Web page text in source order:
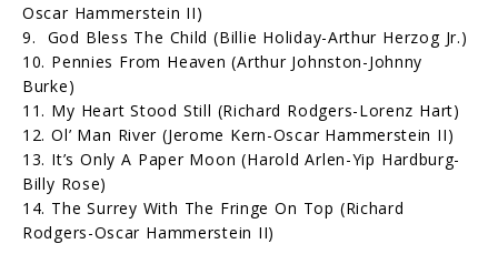
Oscar Hammerstein II)
9. God Bless The Child (Billie Holiday-Arthur Herzog Jr.)
10. Pennies From Heaven (Arthur Johnston-Johnny
Burke)
11. My Heart Stood Still (Richard Rodgers-Lorenz Hart)
12. Ol’ Man River (Jerome Kern-Oscar Hammerstein II)
13. It’s Only A Paper Moon (Harold Arlen-Yip Hardburg-
Billy Rose)
14. The Surrey With The Fringe On Top (Richard
Rodgers-Oscar Hammerstein II)